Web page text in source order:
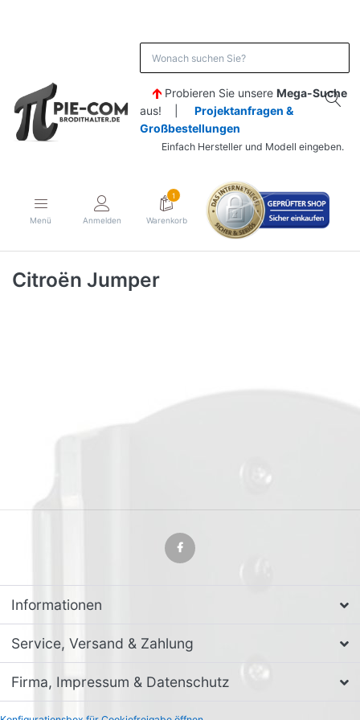
Probieren Sie unsere Mega-Suche
aus! | Projektanfragen &
Großbestellungen
Einfach Hersteller und Modell eingeben.
Menü Anmelden
1
Warenkorb
Citroën Jumper
Informationen
Service, Versand & Zahlung
Firma, Impressum & Datenschutz